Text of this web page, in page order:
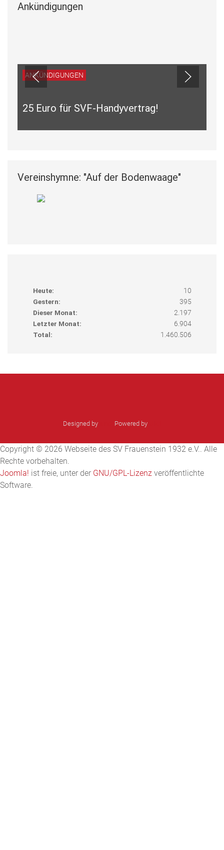
Ankündigungen
ANKÜNDIGUNGEN
25 Euro für SVF-Handyvertrag!
Vereinshymne: "Auf der Bodenwaage"
Heute:
10
Gestern:
395
Dieser Monat:
2.197
Letzter Monat:
6.904
Total:
1.460.506
Designed by Powered by
Copyright © 2026 Webseite des SV Frauenstein 1932 e.V.. Alle
Rechte vorbehalten.
Joomla! ist freie, unter der GNU/GPL-Lizenz veröffentlichte
Software.